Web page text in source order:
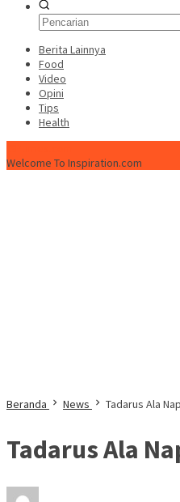
Berita Lainnya
Food
Video
Opini
Tips
Health
Welcome To Inspiration.com
Beranda News Tadarus Ala
Tadarus Ala